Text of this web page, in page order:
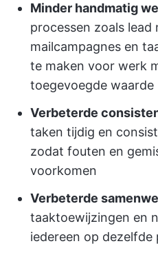
Minder handmatig
processen zoals lead
mailcampagnes en
te maken voor werk
toegevoegde waarde
Verbeterde
taken tijdig en
zodat fouten en
voorkomen
Verbeterde
taaktoewijzingen en
iedereen op dezelfde